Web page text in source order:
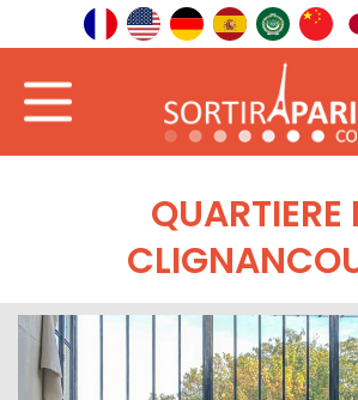
QUARTIERE